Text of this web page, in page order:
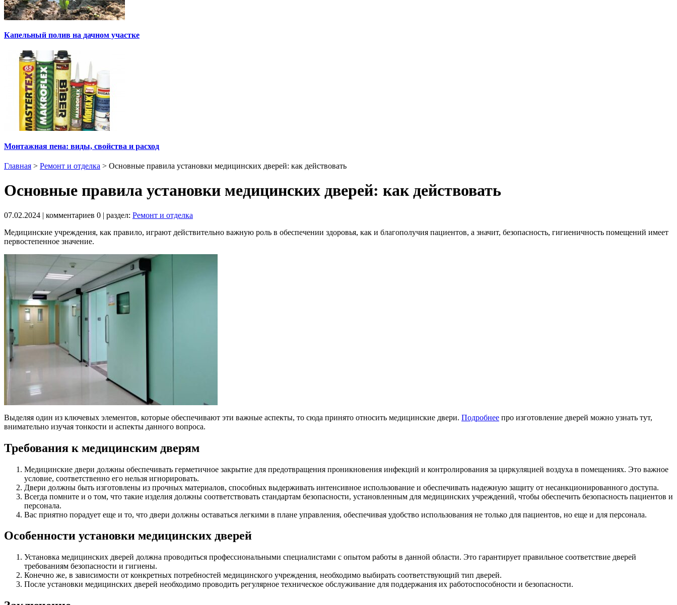
Капельный полив на дачном участке
Монтажная пена: виды, свойства и расход
Главная > Ремонт и отделка > Основные правила установки медицинских дверей: как действовать
Основные правила установки медицинских дверей: как действовать
07.02.2024 | комментариев 0 | раздел: Ремонт и отделка
Медицинские учреждения, как правило, играют действительно важную роль в обеспечении здоровья, как и благополучия пациентов, а значит, безопасность, гигиеничность помещений имеет
первостепенное значение.
Выделяя один из ключевых элементов, которые обеспечивают эти важные аспекты, то сюда принято относить медицинские двери. Подробнее про изготовление дверей можно узнать тут,
внимательно изучая тонкости и аспекты данного вопроса.
Требования к медицинским дверям
Медицинские двери должны обеспечивать герметичное закрытие для предотвращения проникновения инфекций и контролирования за циркуляцией воздуха в помещениях. Это важное
условие, соответственно его нельзя игнорировать.
Двери должны быть изготовлены из прочных материалов, способных выдерживать интенсивное использование и обеспечивать надежную защиту от несанкционированного доступа.
Всегда помните и о том, что такие изделия должны соответствовать стандартам безопасности, установленным для медицинских учреждений, чтобы обеспечить безопасность пациентов и
персонала.
Вас приятно порадует еще и то, что двери должны оставаться легкими в плане управления, обеспечивая удобство использования не только для пациентов, но еще и для персонала.
Особенности установки медицинских дверей
Установка медицинских дверей должна проводиться профессиональными специалистами с опытом работы в данной области. Это гарантирует правильное соответствие дверей
требованиям безопасности и гигиены.
Конечно же, в зависимости от конкретных потребностей медицинского учреждения, необходимо выбирать соответствующий тип дверей.
После установки медицинских дверей необходимо проводить регулярное техническое обслуживание для поддержания их работоспособности и безопасности.